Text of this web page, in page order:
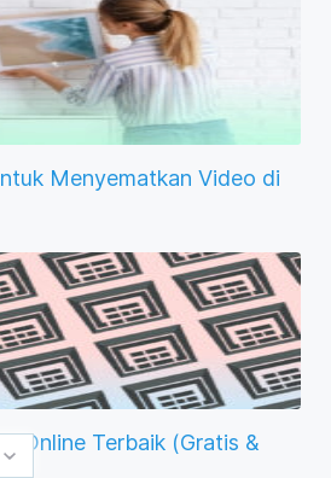
Menyematkan Video di
Online Terbaik (Gratis &